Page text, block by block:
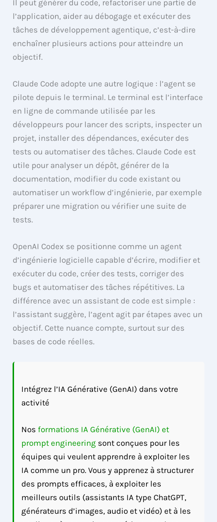
Il peut générer du code, refactoriser une partie de
l’application, aider au débogage et exécuter des
tâches de développement agentique, c’est-à-dire
enchaîner plusieurs actions pour atteindre un
objectif.
Claude Code adopte une autre logique : l’agent se
pilote depuis le terminal. Le terminal est l’interface
en ligne de commande utilisée par les
développeurs pour lancer des scripts, inspecter un
projet, installer des dépendances, exécuter des
tests ou automatiser des tâches. Claude Code est
utile pour analyser un dépôt, générer de la
documentation, modifier du code existant ou
automatiser un workflow d’ingénierie, par exemple
préparer une migration ou vérifier une suite de
tests.
OpenAI Codex se positionne comme un agent
d’ingénierie logicielle capable d’écrire, modifier et
exécuter du code, créer des tests, corriger des
bugs et automatiser des tâches répétitives. La
différence avec un assistant de code est simple :
l’assistant suggère, l’agent agit par étapes avec un
objectif. Cette nuance compte, surtout sur des
bases de code réelles.
Intégrez l’IA Générative (GenAI) dans votre
activité
Nosformations IA Générative (GenAI) et
prompt engineering sont conçues pour les
équipes qui veulent apprendre à exploiter les
IA comme un pro. Vous y apprenez à structurer
des prompts efficaces, à exploiter les
meilleurs outils (assistants IA type ChatGPT,
générateurs d’images, audio et vidéo) et à les